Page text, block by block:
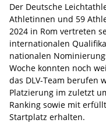
Der Deutsche
Athletinnen und 59
2024 in Rom vertreten
internationalen
nationalen
Woche konnten noch
das DLV-Team berufen
Platzierung im zuletzt
Ranking sowie mit
Startplatz erhalten.